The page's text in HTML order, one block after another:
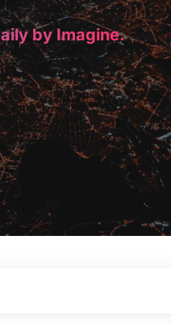
by Imagine.